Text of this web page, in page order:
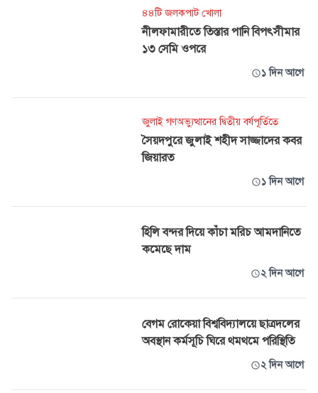
৪৪টি জলকপাট খোলা
নীলফামারীতে তিস্তার পানি বিপৎসীমার
১৩ সেমি ওপরে
১ দিন আগে
জুলাই গণঅভ্যুত্থানের দ্বিতীয় বর্ষপূর্তিতে
সৈয়দপুরে জুলাই শহীদ সাজ্জাদের কবর
জিয়ারত
১ দিন আগে
হিলি বন্দর দিয়ে কাঁচা মরিচ আমদানিতে
কমেছে দাম
২ দিন আগে
বেগম রোকেয়া বিশ্ববিদ্যালয়ে ছাত্রদলের
অবস্থান কর্মসূচি ঘিরে থমথমে পরিস্থিতি
২ দিন আগে